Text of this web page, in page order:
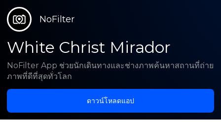
NoFilter
White Christ Mirador
NoFilter App ช่วยนักเดินทางและช่างภาพค้นหาสถานที่ถ่าย
ภาพที่ดีที่สุดทั่วโลก
ดาวน์โหลดแอป